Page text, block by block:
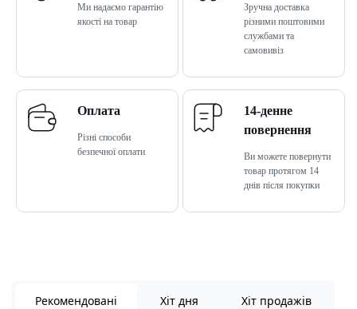
Ми надаємо гарантію
якості на товар
Зручна доставка
різними поштовими
службами та
самовивіз
Оплата
Різні способи
безпечної оплати
14-денне
повернення
Ви можете повернути
товар протягом 14
днів після покупки
Рекомендовані Хіт дня Хіт продажів